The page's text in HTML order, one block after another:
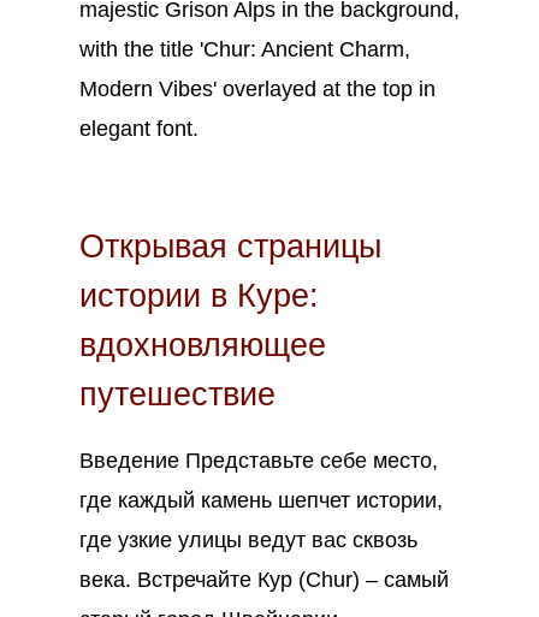
Открывая страницы
истории в Куре:
вдохновляющее
путешествие
Введение Представьте себе место,
где каждый камень шепчет истории,
где узкие улицы ведут вас сквозь
века. Встречайте Кур (Chur) – самый